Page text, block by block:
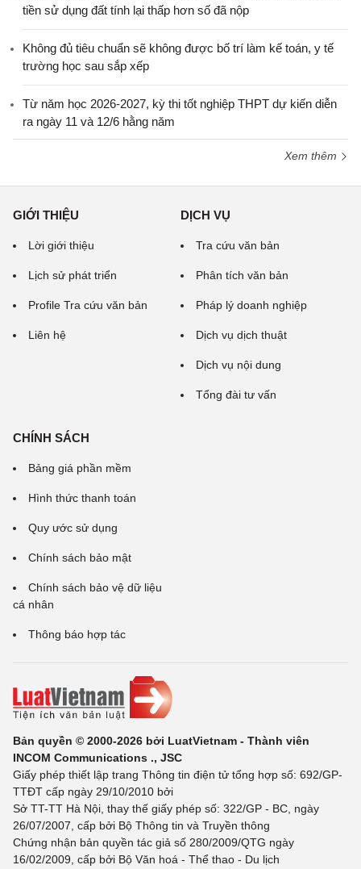
tiền sử dụng đất tính lại thấp hơn số đã nộp
Không đủ tiêu chuẩn sẽ không được bố trí làm kế toán, y tế
trường học sau sắp xếp
Từ năm học 2026-2027, kỳ thi tốt nghiệp THPT dự kiến diễn
ra ngày 11 và 12/6 hằng năm
Xem thêm
GIỚI THIỆU
Lời giới thiệu
Lịch sử phát triển
Profile Tra cứu văn bản
Liên hệ
DỊCH VỤ
Tra cứu văn bản
Phân tích văn bản
Pháp lý doanh nghiệp
Dịch vụ dịch thuật
Dịch vụ nội dung
Tổng đài tư vấn
CHÍNH SÁCH
Bảng giá phần mềm
Hình thức thanh toán
Quy ước sử dụng
Chính sách bảo mật
Chính sách bảo vệ dữ liệu
cá nhân
Thông báo hợp tác
Bản quyền © 2000-2026 bởi LuatVietnam - Thành viên
INCOM Communications ., JSC
Giấy phép thiết lập trang Thông tin điện tử tổng hợp số: 692/GP-
TTĐT cấp ngày 29/10/2010 bởi
Sở TT-TT Hà Nội, thay thế giấy phép số: 322/GP - BC, ngày
26/07/2007, cấp bởi Bộ Thông tin và Truyền thông
Chứng nhận bản quyền tác giả số 280/2009/QTG ngày
16/02/2009, cấp bởi Bộ Văn hoá - Thể thao - Du lịch